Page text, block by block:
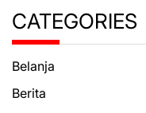
CATEGORIES
Belanja
Berita